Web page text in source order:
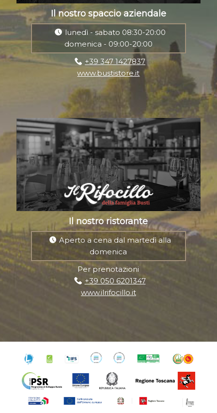
Il nostro spaccio aziendale
lunedì - sabato 08:30-20:00
domenica - 09:00-20:00
+39 347 1427837
www.bustistore.it
Il nostro ristorante
Aperto a cena dal martedì alla
domenica
Per prenotazioni
+39 050 6201347
www.ilrifocillo.it